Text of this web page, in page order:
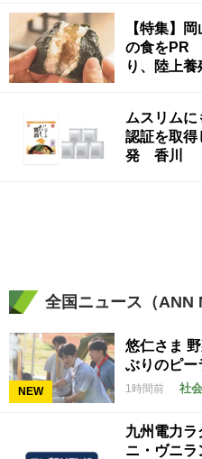
【特集】
の食をPR
り、陸上
ムスリム
認証を取得
発 香川
全国ニュース（ANN
NEW
悠仁さま
ぶりのピー
1時間前 社会
九州電力
ニ・ヴニ